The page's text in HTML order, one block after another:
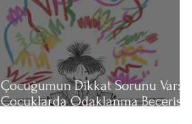
Çocuğumun Dikkat Sorunu Var:
Çocuklarda Odaklanma Becerisini